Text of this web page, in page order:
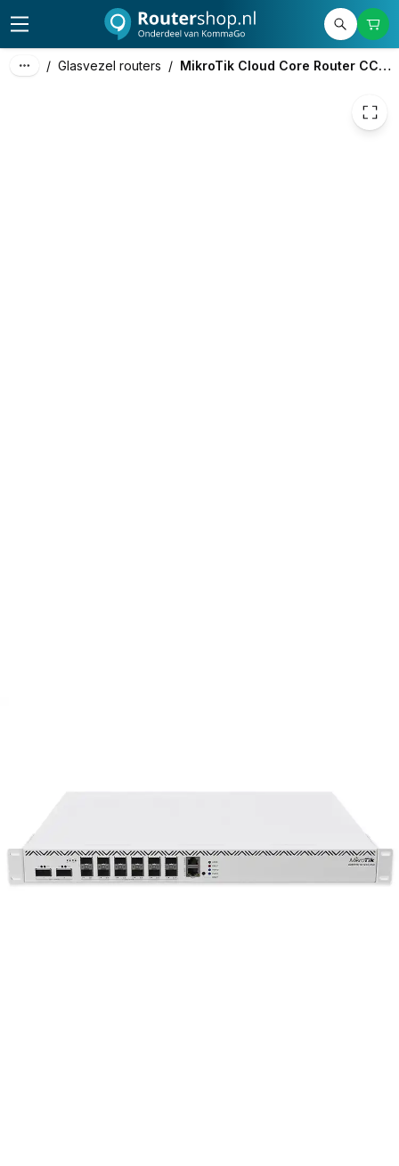
/ Glasvezel routers / MikroTik Cloud Core Router CCR2216-1G-12XS-2XQ
2.449,37 excl. btw
2.963,74 incl. btw